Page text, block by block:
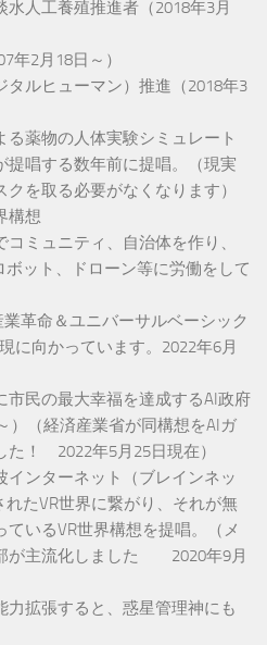
人工養殖推進者（2018年3月
年2月18日～）
ルヒューマン）推進（2018年3
薬物の人体実験シミュレート
提唱する数年前に提唱。（現実
を取る必要がなくなります）
構想
コミュニティ、自治体を作り、
ット、ドローン等に労働をして
革命＆ユニバーサルベーシック
に向かっています。2022年6月
民の最大幸福を達成するAI政府
）（経済産業省が同構想をAIガ
た！ 2022年5月25日現在）
ンターネット（ブレインネッ
れたVR世界に繋がり、それが無
いるVR世界構想を提唱。（メ
が主流化しました 2020年9月
力拡張すると、惑星管理神にも